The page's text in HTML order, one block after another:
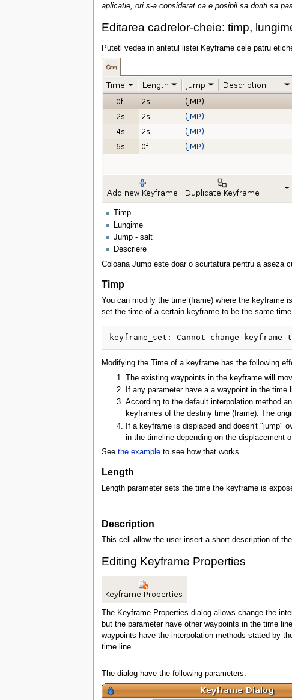
aplicatie, ori s-a considerat ca e posibil sa doriti sa
Editarea cadrelor-cheie: timp,
Puteti vedea in antetul listei Keyframe cele patru
Timp
Lungime
Jump - salt
Descriere
Coloana Jump este doar o scurtatura pentru a aseza
Timp
You can modify the time (frame) where the keyframe
set the time of a certain keyframe to be the same
Modifying the Time of a keyframe has the following
The existing waypoints in the keyframe will
If any parameter have a a waypoint in the
According to the default interpolation method
keyframes of the destiny time (frame). The
If a keyframe is displaced and doesn't "jump"
in the timeline depending on the displacement
See the exampleto see how that works.
Length
Length parameter sets the time the keyframe is
Description
This cell allow the user insert a short description of
Editing Keyframe Properties
The Keyframe Properties dialog allows change the
but the parameter have other waypoints in the time
waypoints have the interpolation methods stated by
time line.
The dialog have the following parameters: